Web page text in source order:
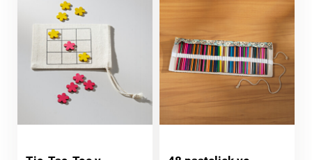
zajačik biely zajačik
sivý opička medvedík